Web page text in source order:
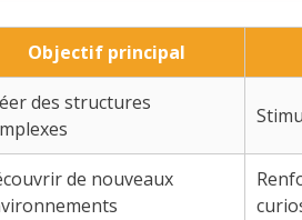
Objectif principal
des structures
de nouveaux